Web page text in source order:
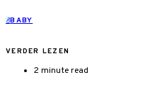
BBABY
VERDER LEZEN
2 minute read